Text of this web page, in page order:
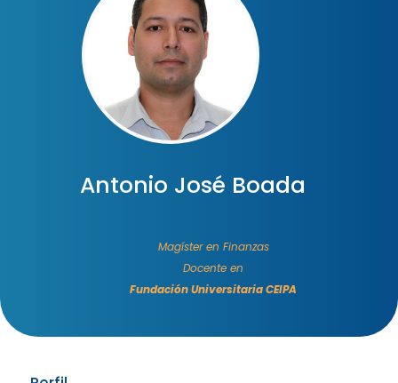
Antonio José Boada
Magíster en Finanzas
Docente en
Fundación Universitaria CEIPA